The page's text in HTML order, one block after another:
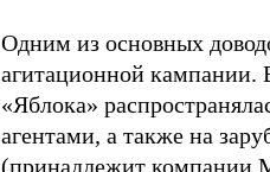
Одним из основных
агитационной кампании.
«Яблока»
агентами, а также на
(принадлежит компании